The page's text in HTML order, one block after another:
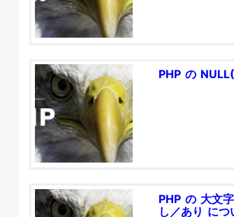
PHP の
PHP の 大文
し／あり につ